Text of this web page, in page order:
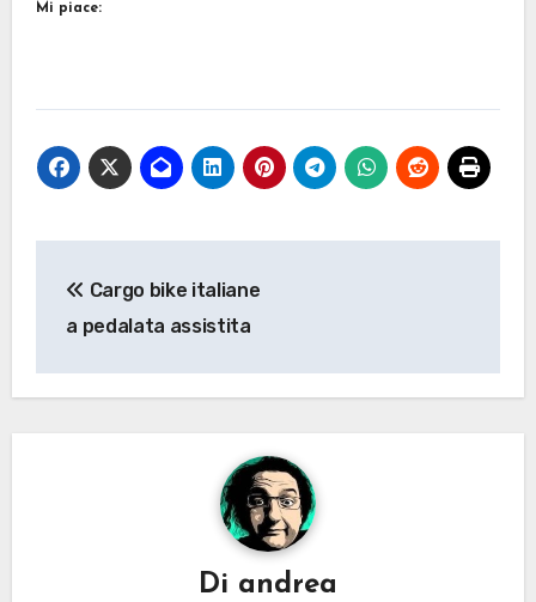
Mi piace:
articoli
Cargo bike italiane
a pedalata assistita
Di andrea